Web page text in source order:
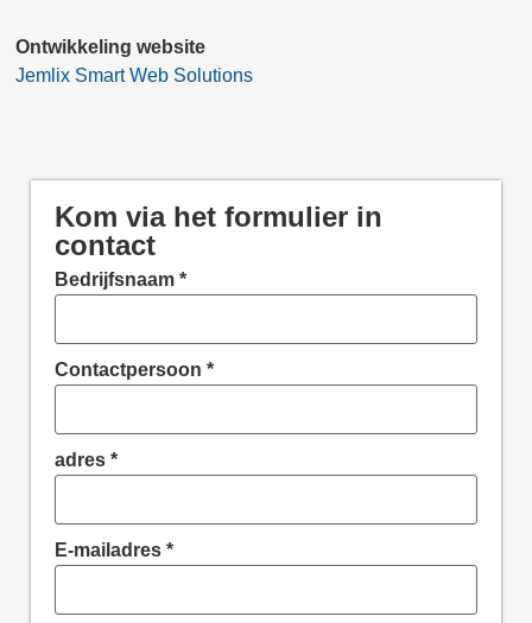
Ontwikkeling website
Jemlix Smart Web Solutions
Kom via het formulier in
contact
Bedrijfsnaam *
Contactpersoon *
adres *
E-mailadres *